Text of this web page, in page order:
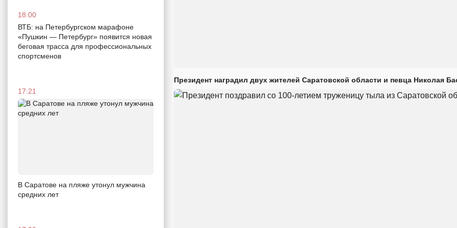
18:00
ВТБ: на Петербургском марафоне
«Пушкин — Петербург» появится новая
беговая трасса для профессиональных
спортсменов
17:21
В Саратове на пляже утонул мужчина
средних лет
Президент наградил двух жителей Саратовской области и певца Николая